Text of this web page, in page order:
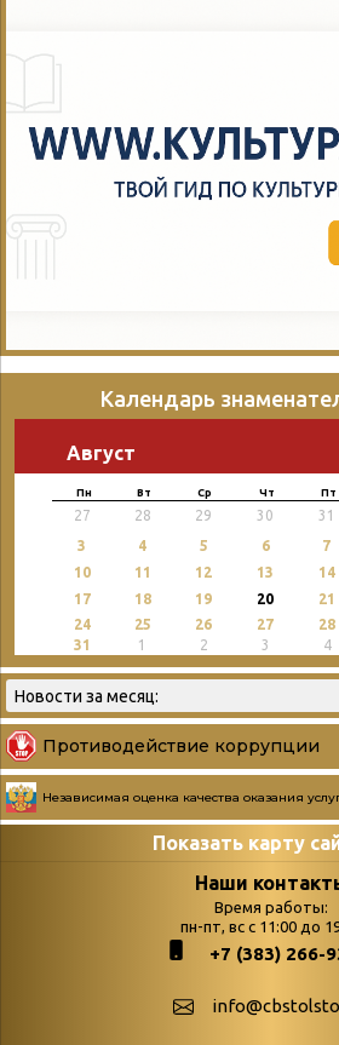
Календарь
Август
Пн Вт Ср Чт Пт
27 28 29 30 31
3 4 5 6 7
10
11 12 13 14
17
18 19 20 21
24 25 26 27 28
31
1 2 3 4
Противодействие коррупции
Независимая оценка качества оказания
Показать карту
Страницы
podvedenie-itogov-festivalya-
paskhalnaya-palitra
Наши
Время работы:
пн-пт, вс с 11:00 до
+7 (383) 266-